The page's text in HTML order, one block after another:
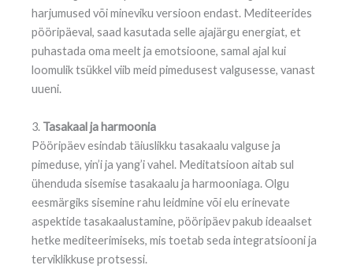
harjumused või mineviku versioon endast. Mediteerides
pööripäeval, saad kasutada selle ajajärgu energiat, et
puhastada oma meelt ja emotsioone, samal ajal kui
loomulik tsükkel viib meid pimedusest valgusesse, vanast
uueni.
3. Tasakaal ja harmoonia
Pööripäev esindab täiuslikku tasakaalu valguse ja
pimeduse, yin’i ja yang’i vahel. Meditatsioon aitab sul
ühenduda sisemise tasakaalu ja harmooniaga. Olgu
eesmärgiks sisemine rahu leidmine või elu erinevate
aspektide tasakaalustamine, pööripäev pakub ideaalset
hetke mediteerimiseks, mis toetab seda integratsiooni ja
terviklikkuse protsessi.